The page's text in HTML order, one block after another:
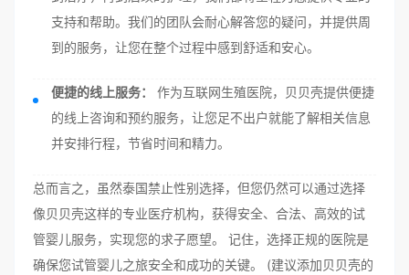
支持和帮助。我们的团队会耐心解答您的疑问，并提供周
到的服务，让您在整个过程中感到舒适和安心。
便捷的线上服务：
作为互联网生殖医院，贝贝壳提供便捷
的线上咨询和预约服务，让您足不出户就能了解相关信息
并安排行程，节省时间和精力。
总而言之，虽然泰国禁止性别选择，但您仍然可以通过选择
像贝贝壳这样的专业医疗机构，获得安全、合法、高效的试
管婴儿服务，实现您的求子愿望。 记住，选择正规的医院是
确保您试管婴儿之旅安全和成功的关键。 (建议添加贝贝壳的